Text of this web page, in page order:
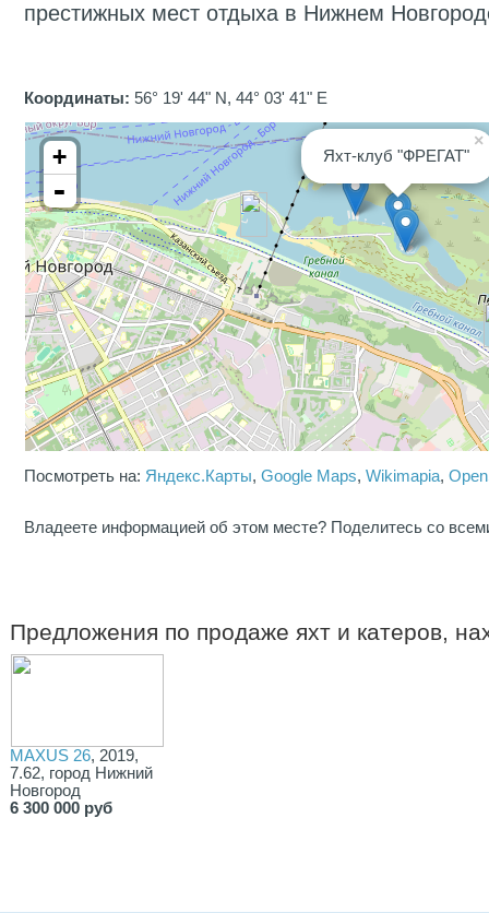
престижных мест отдыха в Нижнем
Координаты: 56° 19' 44" N, 44° 03' 41" E
×
Яхт-клуб "ФРЕГАТ"
+
-
Посмотреть на: Яндекс.Карты,Google Maps,Wikimapia,
Владеете информацией об этом месте? Поделитесь со
Предложения по продаже яхт и катеров,
MAXUS 26, 2019,
7.62, город Нижний
Новгород
6 300 000 руб